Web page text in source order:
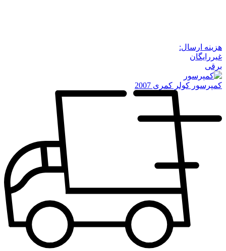
هزینه ارسال:
غیررایگان
برقی
کمپرسور کولر کمری 2007